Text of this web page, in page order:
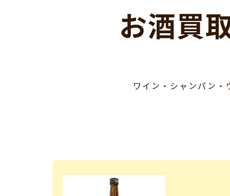
お酒買
ワイン・シャンパン